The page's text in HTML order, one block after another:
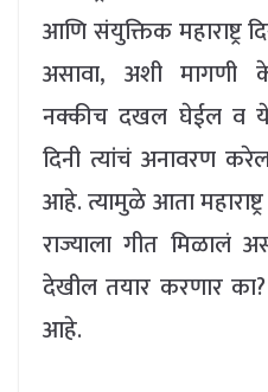
आणि संयुक्तिक महाराष्ट्र
असावा, अशी मागणी
नक्कीच दखल घेईल व
दिनी त्यांचं अनावरण
आहे. त्यामुळे आता महाराष्ट्र
राज्याला गीत मिळालं
देखील तयार करणार
आहे.